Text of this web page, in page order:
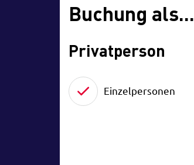
Buchung als...
Privatperson
Einzelpersonen